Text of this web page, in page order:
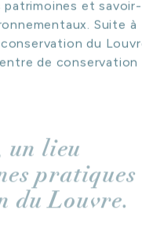
Suite à
du Louvre
de conservation
pratiques
du Louvre.